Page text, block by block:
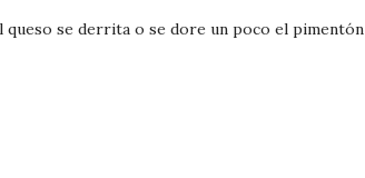
se derrita o se dore un poco el pimentón